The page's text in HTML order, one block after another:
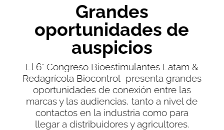
Grandes
oportunidades de
auspicios
El 6° Congreso Bioestimulantes Latam &
Redagrícola Biocontrol presenta grandes
oportunidades de conexión entre las
marcas y las audiencias, tanto a nivel de
contactos en la industria como para
llegar a distribuidores y agricultores.